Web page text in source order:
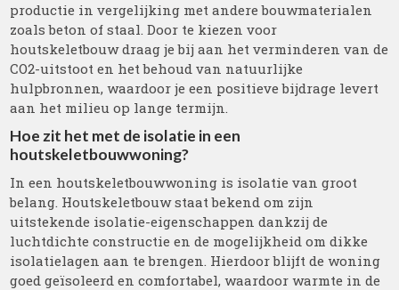
productie in vergelijking met andere bouwmaterialen
zoals beton of staal. Door te kiezen voor
houtskeletbouw draag je bij aan het verminderen van de
CO2-uitstoot en het behoud van natuurlijke
hulpbronnen, waardoor je een positieve bijdrage levert
aan het milieu op lange termijn.
Hoe zit het met de isolatie in een
houtskeletbouwwoning?
In een houtskeletbouwwoning is isolatie van groot
belang. Houtskeletbouw staat bekend om zijn
uitstekende isolatie-eigenschappen dankzij de
luchtdichte constructie en de mogelijkheid om dikke
isolatielagen aan te brengen. Hierdoor blijft de woning
goed geïsoleerd en comfortabel, waardoor warmte in de